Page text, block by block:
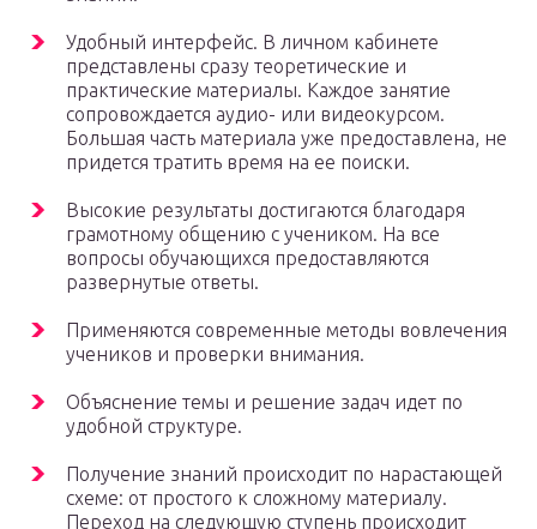
Удобный интерфейс. В личном кабинете
представлены сразу теоретические и
практические материалы. Каждое занятие
сопровождается аудио- или видеокурсом.
Большая часть материала уже предоставлена, не
придется тратить время на ее поиски.
Высокие результаты достигаются благодаря
грамотному общению с учеником. На все
вопросы обучающихся предоставляются
развернутые ответы.
Применяются современные методы вовлечения
учеников и проверки внимания.
Объяснение темы и решение задач идет по
удобной структуре.
Получение знаний происходит по нарастающей
схеме: от простого к сложному материалу.
Переход на следующую ступень происходит